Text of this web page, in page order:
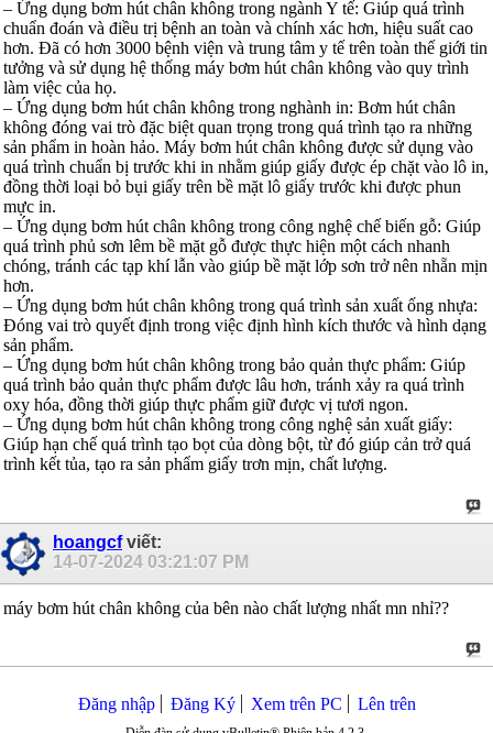
– Ứng dụng bơm hút chân không trong ngành Y tế: Giúp quá trình
chuẩn đoán và điều trị bệnh an toàn và chính xác hơn, hiệu suất cao
hơn. Đã có hơn 3000 bệnh viện và trung tâm y tế trên toàn thế giới tin
tưởng và sử dụng hệ thống máy bơm hút chân không vào quy trình
làm việc của họ.
– Ứng dụng bơm hút chân không trong nghành in: Bơm hút chân
không đóng vai trò đặc biệt quan trọng trong quá trình tạo ra những
sản phẩm in hoàn hảo. Máy bơm hút chân không được sử dụng vào
quá trình chuẩn bị trước khi in nhằm giúp giấy được ép chặt vào lô in,
đồng thời loại bỏ bụi giấy trên bề mặt lô giấy trước khi được phun
mực in.
– Ứng dụng bơm hút chân không trong công nghệ chế biến gỗ: Giúp
quá trình phủ sơn lêm bề mặt gỗ được thực hiện một cách nhanh
chóng, tránh các tạp khí lẫn vào giúp bề mặt lớp sơn trở nên nhẵn mịn
hơn.
– Ứng dụng bơm hút chân không trong quá trình sản xuất ống nhựa:
Đóng vai trò quyết định trong việc định hình kích thước và hình dạng
sản phẩm.
– Ứng dụng bơm hút chân không trong bảo quản thực phẩm: Giúp
quá trình bảo quản thực phẩm được lâu hơn, tránh xảy ra quá trình
oxy hóa, đồng thời giúp thực phẩm giữ được vị tươi ngon.
– Ứng dụng bơm hút chân không trong công nghệ sản xuất giấy:
Giúp hạn chế quá trình tạo bọt của dòng bột, từ đó giúp cản trở quá
trình kết tủa, tạo ra sản phẩm giấy trơn mịn, chất lượng.
hoangcfviết:
14-07-2024 03:21:07 PM
máy bơm hút chân không của bên nào chất lượng nhất mn nhỉ??
Đăng nhập Đăng Ký Xem trên PC Lên trên